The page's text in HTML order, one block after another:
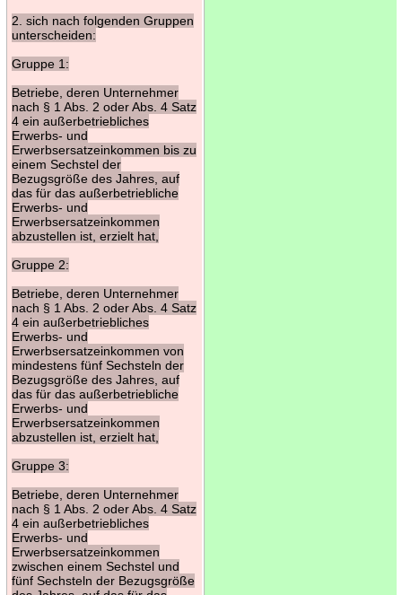
2. sich nach folgenden Gruppen
unterscheiden:
Gruppe 1:
Betriebe, deren Unternehmer
nach § 1 Abs. 2 oder Abs. 4 Satz
4 ein außerbetriebliches
Erwerbs- und
Erwerbsersatzeinkommen bis zu
einem Sechstel der
Bezugsgröße des Jahres, auf
das für das außerbetriebliche
Erwerbs- und
Erwerbsersatzeinkommen
abzustellen ist, erzielt hat,
Gruppe 2:
Betriebe, deren Unternehmer
nach § 1 Abs. 2 oder Abs. 4 Satz
4 ein außerbetriebliches
Erwerbs- und
Erwerbsersatzeinkommen von
mindestens fünf Sechsteln der
Bezugsgröße des Jahres, auf
das für das außerbetriebliche
Erwerbs- und
Erwerbsersatzeinkommen
abzustellen ist, erzielt hat,
Gruppe 3:
Betriebe, deren Unternehmer
nach § 1 Abs. 2 oder Abs. 4 Satz
4 ein außerbetriebliches
Erwerbs- und
Erwerbsersatzeinkommen
zwischen einem Sechstel und
fünf Sechsteln der Bezugsgröße